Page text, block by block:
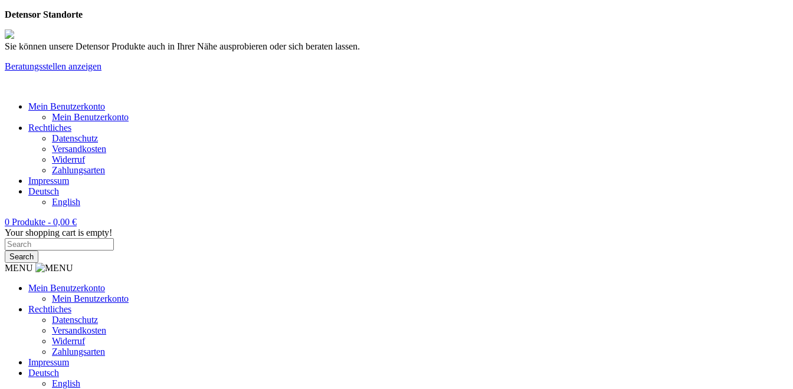
Detensor Standorte
Sie können unsere Detensor Produkte auch in Ihrer Nähe ausprobieren oder sich beraten lassen.
Beratungsstellen anzeigen
Mein Benutzerkonto
Mein Benutzerkonto
Rechtliches
Datenschutz
Versandkosten
Widerruf
Zahlungsarten
Impressum
Deutsch
English
0 Produkte - 0,00 €
Your shopping cart is empty!
MENU
Mein Benutzerkonto
Mein Benutzerkonto
Rechtliches
Datenschutz
Versandkosten
Widerruf
Zahlungsarten
Impressum
Deutsch
English